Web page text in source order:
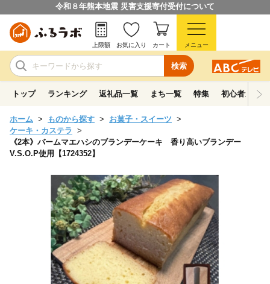
令和８年熊本地震 災害支援寄付受付について
検索
上限額 お気に入り カート メニュー
トップ ランキング 返礼品一覧 まち一覧 特集 初心者ガイド
ホーム ものから探す
お菓子・スイーツ
ケーキ・カステラ
《2本》バームマエハシのブランデーケーキ 香り高いブランデー
V.S.O.P使用【1724352】